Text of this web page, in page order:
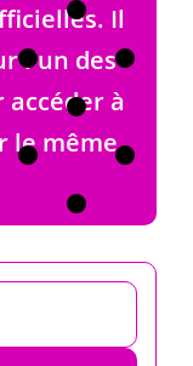
Il
l'un des
accéder à
le même